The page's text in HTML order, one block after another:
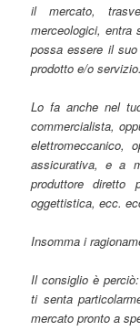
il mercato,
merceologici, entra
possa essere il
prodotto e/o servizio.
Lo fa anche nel
commercialista,
elettromeccanico,
assicurativa, e a
produttore diretto
oggettistica, ecc.
Insomma i
Il consiglio è
ti senta
mercato pronto a